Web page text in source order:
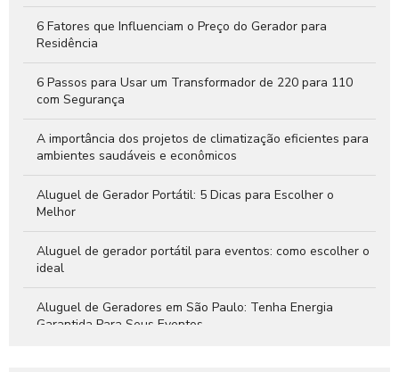
Gerador de Energia 30 KVA: A Solução Ideal para Suprir Suas
Necessidades Energéticas
6 Fatores que Influenciam o Preço do Gerador para
Residência
6 Passos para Usar um Transformador de 220 para 110
com Segurança
A importância dos projetos de climatização eficientes para
ambientes saudáveis e econômicos
Aluguel de Gerador Portátil: 5 Dicas para Escolher o
Melhor
Aluguel de gerador portátil para eventos: como escolher o
ideal
Aluguel de Geradores em São Paulo: Tenha Energia
Garantida Para Seus Eventos